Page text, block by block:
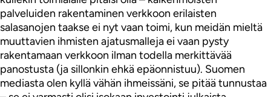
palveluiden rakentaminen verkkoon erilaisten
salasanojen taakse ei nyt vaan toimi, kun meidän mieltä
muuttavien ihmisten ajatusmalleja ei vaan pysty
rakentamaan verkkoon ilman todella merkittävää
panostusta (ja sillonkin ehkä epäonnistuu). Suomen
mediasta olen kyllä vähän ihmeissäni, se pitää tunnustaa